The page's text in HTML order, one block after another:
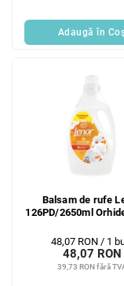
Adaugă în
Balsam de rufe
126PD/2650ml
39,73 RON fără
48,07 RON
Evaluare
preţ:
48,07 RON / 1